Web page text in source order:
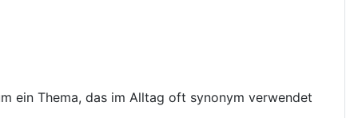
ein Thema, das im Alltag oft synonym verwendet